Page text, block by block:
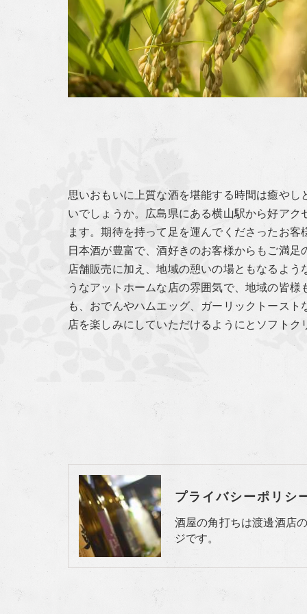
思いおもいに上質な酒を堪能する時間は癒や
いでしょうか。広島県にある横山駅から好ア
ます。期待を持って足を運んでくださったお
日本酒が豊富で、酒好きのお客様からもご満足
店舗販売に加え、地域の憩いの場ともなるよ
うなアットホームな店の雰囲気で、地域の皆
も、おでんやハムエッグ、ガーリックトース
店を楽しみにしていただけるようにとソフト
プライバシーポリシ
酒屋の角打ちは渡邊酒店
ジです。